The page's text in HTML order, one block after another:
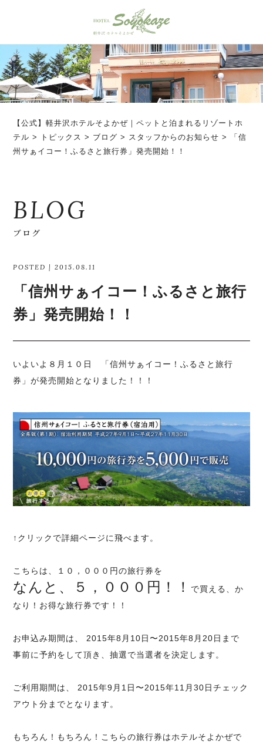
【公式】軽井沢ホテルそよかぜ｜ペットと泊まれるリゾートホ
テル > トピックス > ブログ > スタッフからのお知らせ >
「信
州サぁイコー！ふるさと旅行券」発売開始！！
BLOG
ブログ
POSTED | 2015.08.11
「信州サぁイコー！ふるさと旅行
券」発売開始！！
いよいよ８月１０日 「信州サぁイコー！ふるさと旅行
券」が発売開始となりました！！！
↑クリックで詳細ページに飛べます。
こちらは、１０，０００円の旅行券を
なんと、５，０００円！！
で買える、か
なり！お得な旅行券です！！
お申込み期間は、 2015年8月10日〜2015年8月20日まで
事前に予約をして頂き、抽選で当選者を決定します。
ご利用期間は、 2015年9月1日〜2015年11月30日チェック
アウト分までとなります。
もちろん！もちろん！こちらの旅行券はホテルそよかぜで